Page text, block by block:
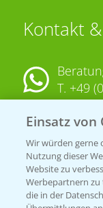
Kontakt
T. +49
KONTAKT
Hilfe in
T.+49
Einsatz von
Wir würden gerne
Nutzung dieser
Website zu
Werbepartnern zu
die in der